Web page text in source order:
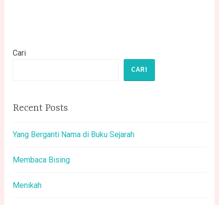
Cari
CARI
Recent Posts
Yang Berganti Nama di Buku Sejarah
Membaca Bising
Menikah